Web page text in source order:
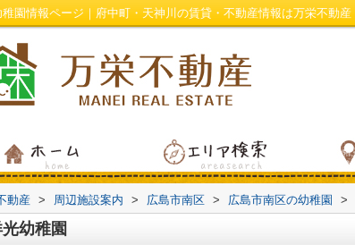
稚園情報ページ｜府中町・天神川の賃貸・不動産情報は万栄不動産
動産 > 周辺施設案内 > 広島市南区 > 広島市南区の幼稚園 >
幼稚園